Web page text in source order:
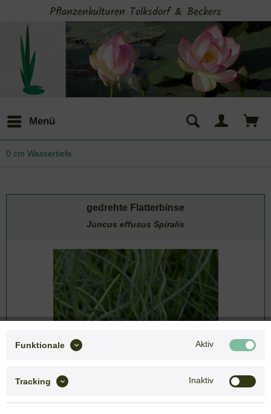
Pflanzenkulturen Tolksdorf & Beckers
Menü
0 cm Wassertiefe
gedrehte Flatterbinse
Juncus effusus Spiralis
Funktionale Aktiv
Tracking Inaktiv